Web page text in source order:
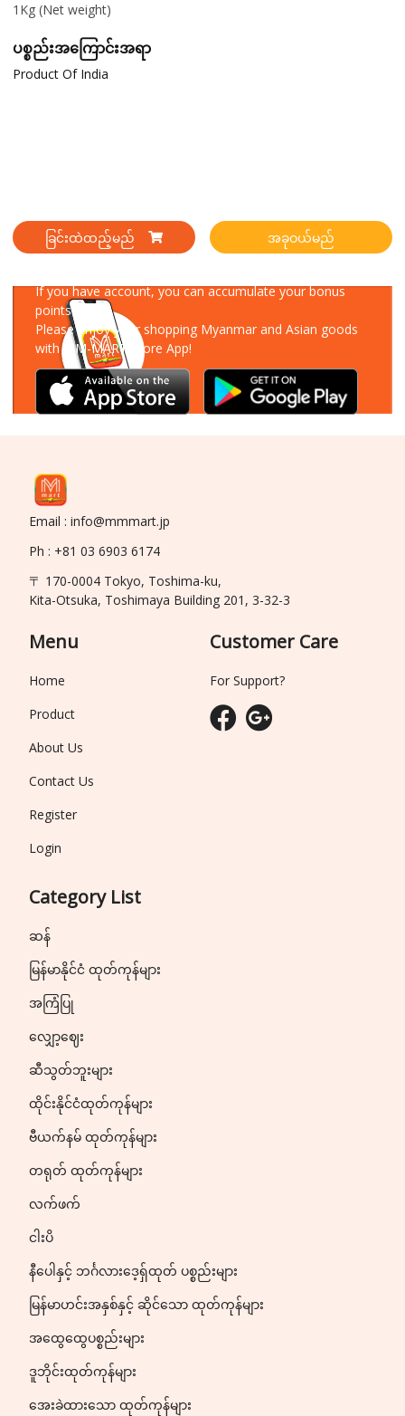
1Kg (Net weight)
ပစ္စည်းအကြောင်းအရာ
Product Of India
ခြင်းထဲထည့်မည် အခုဝယ်မည်
If you have account, you can accumulate your bonus
points!
Please enjoy your shopping Myanmar and Asian goods
with MM-MART Store App!
Email : info@mmmart.jp
Ph : +81 03 6903 6174
〒 170-0004 Tokyo, Toshima-ku,
Kita-Otsuka, Toshimaya Building 201, 3-32-3
Menu
Home
Product
About Us
Contact Us
Register
Login
Category List
ဆန်
မြန်မာနိုင်ငံ ထုတ်ကုန်များ
အကြံပြု
လျှော့ဈေး
ဆီသွတ်ဘူးများ
ထိုင်းနိုင်ငံထုတ်ကုန်များ
ဗီယက်နမ် ထုတ်ကုန်များ
တရုတ် ထုတ်ကုန်များ
လက်ဖက်
ငါးပိ
နီပေါနှင့် ဘင်္ဂလားဒေ့ရှ်ထုတ် ပစ္စည်းများ
မြန်မာဟင်းအနှစ်နှင့် ဆိုင်သော ထုတ်ကုန်များ
အထွေထွေပစ္စည်းများ
ဒူဘိုင်းထုတ်ကုန်များ
အေးခဲထားသော ထုတ်ကုန်များ
Customer Care
For Support?